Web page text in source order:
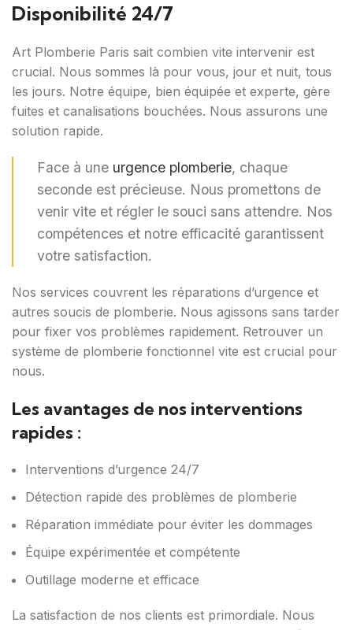
Disponibilité 24/7
Art Plomberie Paris sait combien vite intervenir est
crucial. Nous sommes là pour vous, jour et nuit, tous
les jours. Notre équipe, bien équipée et experte, gère
fuites et canalisations bouchées. Nous assurons une
solution rapide.
Face à une urgence plomberie, chaque
seconde est précieuse. Nous promettons de
venir vite et régler le souci sans attendre. Nos
compétences et notre efficacité garantissent
votre satisfaction.
Nos services couvrent les réparations d’urgence et
autres soucis de plomberie. Nous agissons sans tarder
pour fixer vos problèmes rapidement. Retrouver un
système de plomberie fonctionnel vite est crucial pour
nous.
Les avantages de nos interventions
rapides :
Interventions d’urgence 24/7
Détection rapide des problèmes de plomberie
Réparation immédiate pour éviter les dommages
Équipe expérimentée et compétente
Outillage moderne et efficace
La satisfaction de nos clients est primordiale. Nous